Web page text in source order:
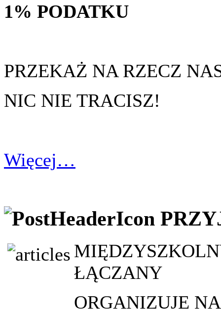
1% PODATKU
PRZEKAŻ NA RZECZ
NIC NIE TRACISZ!
Więcej…
ŁĄCZANY
ORGANIZUJE